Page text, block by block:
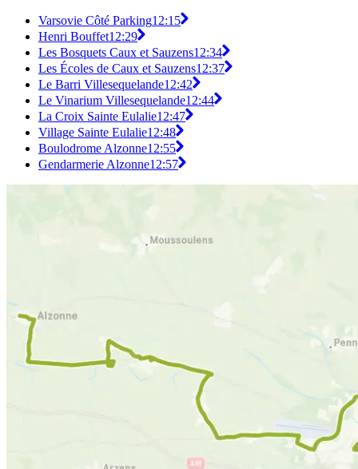
Varsovie Côté Parking12:15
Henri Bouffet12:29
Les Bosquets Caux et Sauzens12:34
Les Écoles de Caux et Sauzens12:37
Le Barri Villesequelande12:42
Le Vinarium Villesequelande12:44
La Croix Sainte Eulalie12:47
Village Sainte Eulalie12:48
Boulodrome Alzonne12:55
Gendarmerie Alzonne12:57